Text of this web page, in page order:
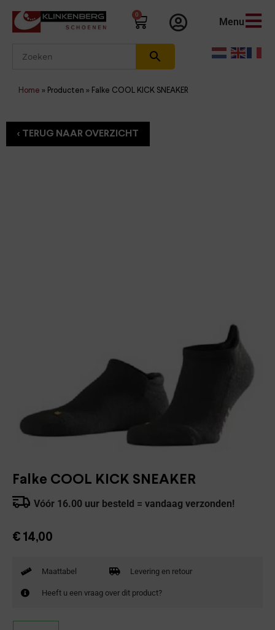
0
Menu
Home » Producten » Falke COOL KICK SNEAKER
Falke COOL KICK SNEAKER
Vóór 16.00 uur besteld = vandaag verzonden!
€ 14,00
Maattabel Levering en retour
Heeft u een vraag over dit product?